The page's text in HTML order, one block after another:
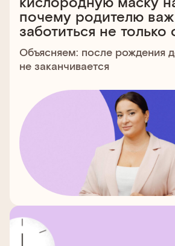
почему родителю
заботиться не только
Объясняем: после рождения
не заканчивается